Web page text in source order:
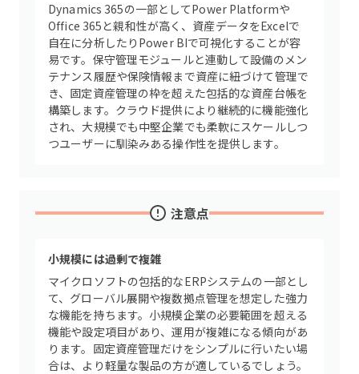
Dynamics 365の一部としてPower Platformや
Office 365と親和性が高く、資産データをExcelで
自在に分析したりPower BIで可視化することが容
易です。保守管理モジュールと連動して設備のメン
テナンス履歴や保険情報まで資産に紐づけて管理で
き、固定資産管理の枠を超えた包括的な資産台帳を
構築します。クラウド提供により継続的に機能強化
され、大規模でも中堅企業でも柔軟にスケールしつ
つユーザーに馴染みある操作性を提供します。
注意点
小規模には過剰で複雑
マイクロソフトの包括的なERPシステムの一部とし
て、グローバル展開や複数拠点管理を想定した強力
な機能を持ちます。小規模企業の必要範囲を超える
機能や設定項目があり、運用が複雑になる傾向があ
ります。固定資産管理だけをシンプルに行いたい場
合は、より軽量な製品の方が適しているでしょう。